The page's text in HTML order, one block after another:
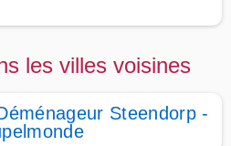
les villes voisines
Steendorp -